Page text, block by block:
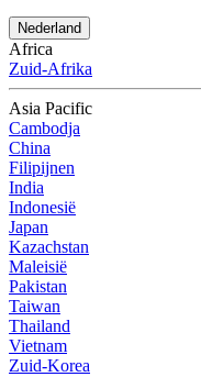
Nederland
Africa
Zuid-Afrika
Asia Pacific
Cambodja
China
Filipijnen
India
Indonesië
Japan
Kazachstan
Maleisië
Pakistan
Taiwan
Thailand
Vietnam
Zuid-Korea